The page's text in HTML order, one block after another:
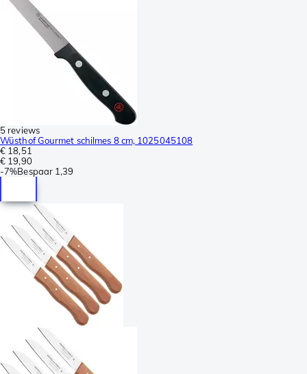
5 reviews
Wüsthof Gourmet schilmes 8 cm, 1025045108
€ 18,51
€ 19,90
-7%Bespaar 1,39